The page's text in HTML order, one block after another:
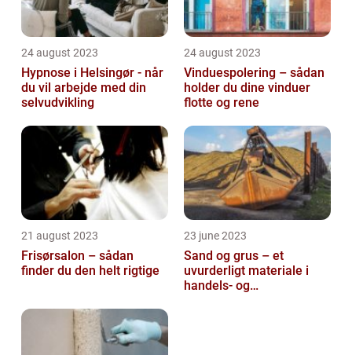
24 august 2023
Hypnose i Helsingør - når
du vil arbejde med din
selvudvikling
24 august 2023
Vinduespolering – sådan
holder du dine vinduer
flotte og rene
21 august 2023
Frisørsalon – sådan
finder du den helt rigtige
23 june 2023
Sand og grus – et
uvurderligt materiale i
handels- og